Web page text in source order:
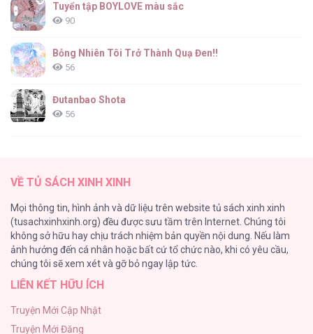
Tuyển tập BOYLOVE màu sắc
90
Bỗng Nhiên Tôi Trở Thành Quạ Đen!!
56
Đutanbao Shota
56
54
Một Đêm Nọ Đột Nhiên Yandere Tới!
51
Cách Khiến Phu Quân Đứng Về Phía Tôi
VỀ TỦ SÁCH XINH XINH
Mọi thông tin, hình ảnh và dữ liệu trên website tủ sách xinh xinh
(tusachxinhxinh.org) đều được sưu tầm trên Internet. Chúng tôi
không sở hữu hay chịu trách nhiệm bản quyền nội dung. Nếu làm
ảnh hưởng đến cá nhân hoặc bất cứ tổ chức nào, khi có yêu cầu,
chúng tôi sẽ xem xét và gỡ bỏ ngay lập tức.
LIÊN KẾT HỮU ÍCH
Truyện Mới Cập Nhật
Truyện Mới Đăng